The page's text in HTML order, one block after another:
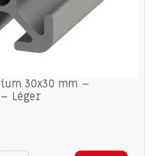
30x30 mm –
Léger